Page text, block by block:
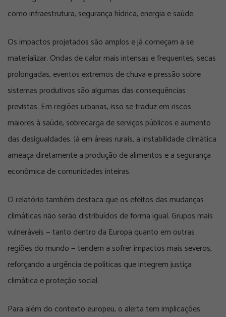
como infraestrutura, segurança hídrica, energia e saúde.
Os impactos projetados são amplos e já começam a se
materializar. Ondas de calor mais intensas e frequentes, secas
prolongadas, eventos extremos de chuva e pressão sobre
sistemas produtivos são algumas das consequências
previstas. Em regiões urbanas, isso se traduz em riscos
maiores à saúde, sobrecarga de serviços públicos e aumento
das desigualdades. Já em áreas rurais, a instabilidade climática
ameaça diretamente a produção de alimentos e a segurança
econômica de comunidades inteiras.
O relatório também destaca que os efeitos das mudanças
climáticas não serão distribuídos de forma igual. Grupos mais
vulneráveis — tanto dentro da Europa quanto em outras
regiões do mundo — tendem a sofrer impactos mais severos,
reforçando a urgência de políticas que integrem justiça
climática e proteção social.
Para além do contexto europeu, o alerta tem implicações